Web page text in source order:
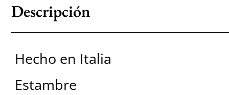
Descripción
Hecho en Italia
Estambre